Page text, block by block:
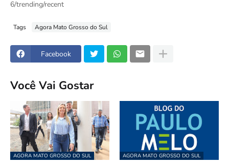
6/trending/recent
Tags Agora Mato Grosso do Sul
Facebook
Você Vai Gostar
AGORA MATO GROSSO DO SUL AGORA MATO GROSSO DO SUL